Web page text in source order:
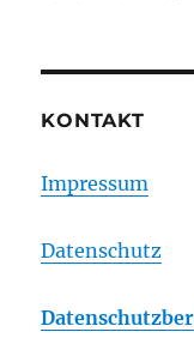
KONTAKT
Impressum
Datenschutz